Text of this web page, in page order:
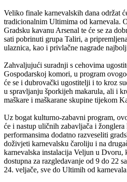
Veliko finale karnevalskih dana održat
tradicionalnim Ultimima od karnevala.
Gradsku kavanu Arsenal te će se za
sati pobrinuti grupa Taliri, a
ulaznica, kao i privlačne nagrade
Zahvaljujući suradnji s cehovima
Gospodarskoj komori, u program
će se i dubrovački ugostitelji i to kroz
u spravljanju šporkijeh makarula, ali i
maškare i maškarane skupine tijekom
Uz bogat kulturno-zabavni program,
će i nastup uličnih zabavljača i
performansima dodatno razveseliti
doživjeti karnevalsku čaroliju i na
karnevalska instalacija Veljun u Dvoru,
dostupna za razgledavanje od 9 do 22
24. veljače, sve do Ultimih od